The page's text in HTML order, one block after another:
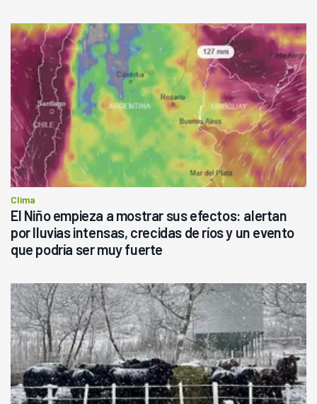
Clima
El Niño empieza a mostrar sus efectos: alertan
por lluvias intensas, crecidas de ríos y un evento
que podría ser muy fuerte